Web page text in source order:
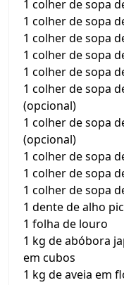
1 colher de sopa
1 colher de sopa
1 colher de sopa
1 colher de sopa
1 colher de sopa
1 colher de sopa
(opcional)
1 colher de sopa
(opcional)
1 colher de sopa
1 colher de sopa
1 colher de sopa
1 dente de alho
1 folha de louro
1 kg de abóbora
em cubos
1 kg de aveia em